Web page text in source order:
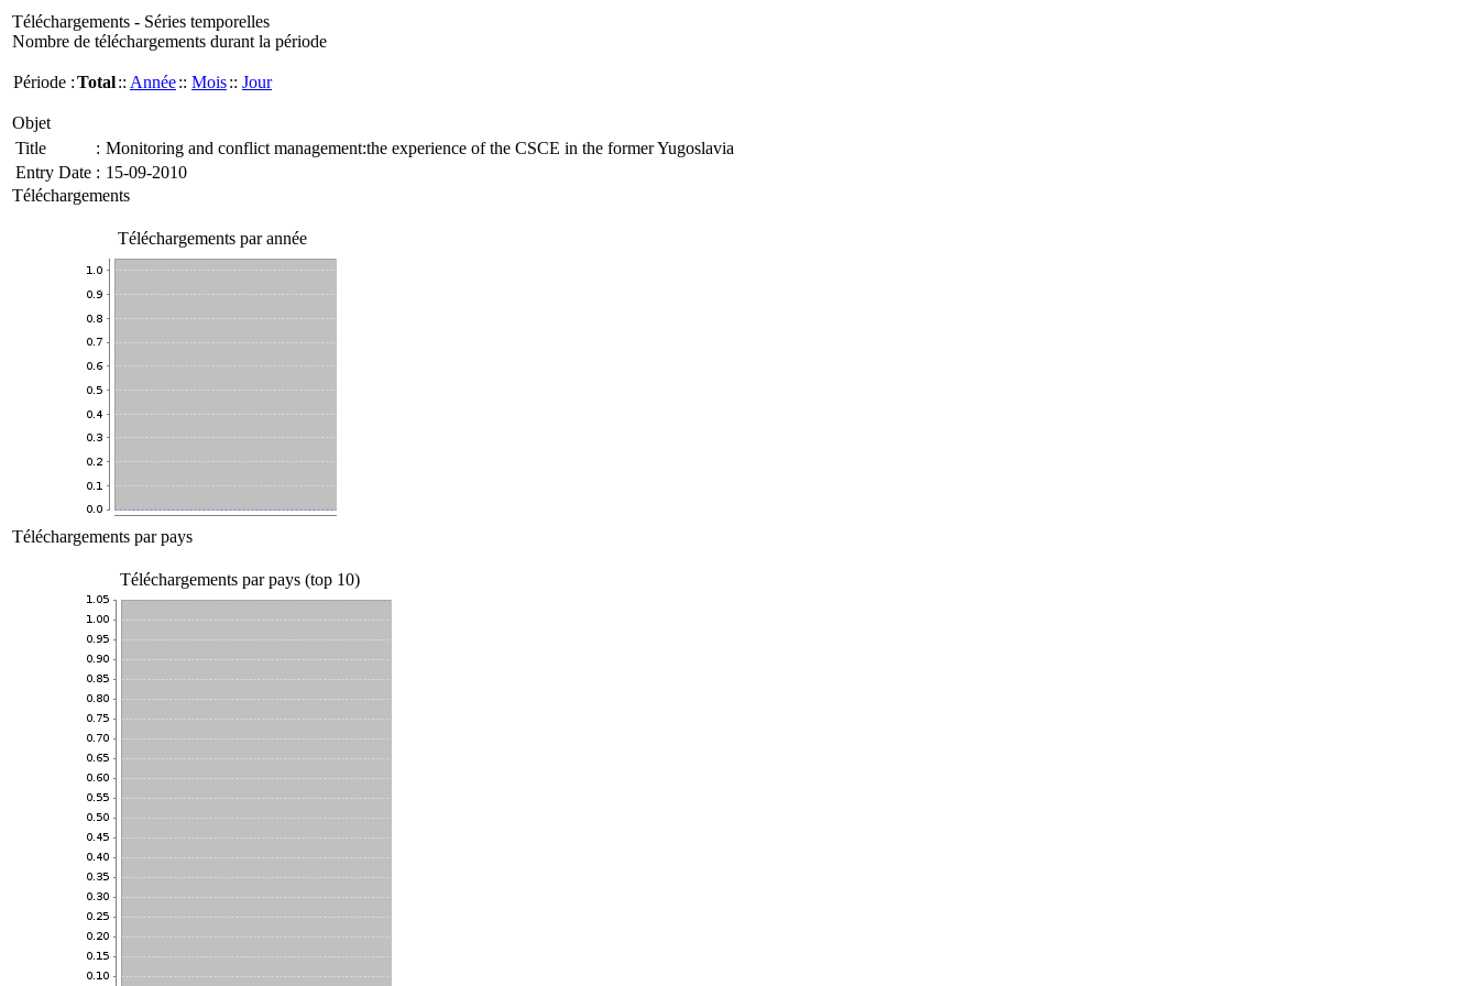
Téléchargements - Séries temporelles
Nombre de téléchargements durant la période
Période :Total:: Année:: Mois:: Jour
Objet
Title
: Monitoring and conflict management:the experience of the CSCE in the former Yugoslavia
Entry Date : 15-09-2010
Téléchargements
Téléchargements par année
Téléchargements par pays
Téléchargements par pays (top 10)